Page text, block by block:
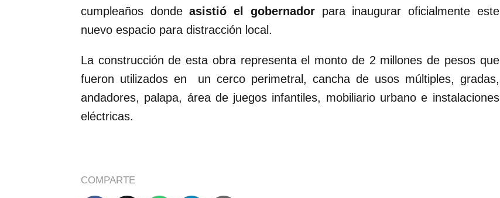
cumpleaños dondeasistió el gobernadorpara inaugurar oficialmente este
nuevo espacio para distracción local.
La construcción de esta obra representa el monto de 2 millones de pesos que
fueron utilizados en un cerco perimetral, cancha de usos múltiples, gradas,
andadores, palapa, área de juegos infantiles, mobiliario urbano e instalaciones
eléctricas.
COMPARTE